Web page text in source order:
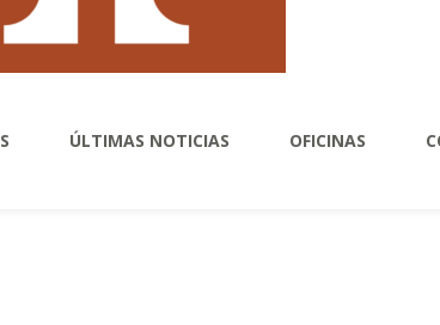
ÚLTIMAS NOTICIAS OFICINAS